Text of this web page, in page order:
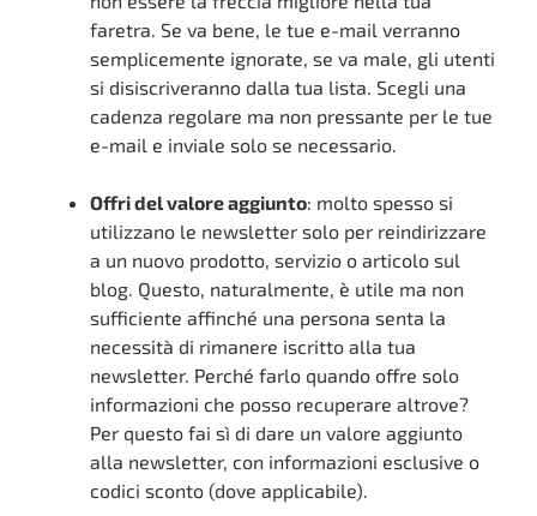
faretra. Se va bene, le tue e-mail verranno
semplicemente ignorate, se va male, gli utenti
si disiscriveranno dalla tua lista. Scegli una
cadenza regolare ma non pressante per le tue
e-mail e inviale solo se necessario.
Offri del valore aggiunto: molto spesso si
utilizzano le newsletter solo per reindirizzare
a un nuovo prodotto, servizio o articolo sul
blog. Questo, naturalmente, è utile ma non
sufficiente affinché una persona senta la
necessità di rimanere iscritto alla tua
newsletter. Perché farlo quando offre solo
informazioni che posso recuperare altrove?
Per questo fai sì di dare un valore aggiunto
alla newsletter, con informazioni esclusive o
codici sconto (dove applicabile).